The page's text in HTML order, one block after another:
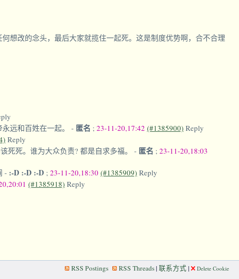
想改的念头，最后大家就揽住一起死。这是制度优势啊，合不合理
远和百姓在一起。 - 匿名 ; 23-11-20,17:42 (#1385900) Reply
Reply
死死。谁为大众负责? 都是自求多福。 - 匿名 ; 23-11-20,18:03
- :-D :-D :-D ; 23-11-20,18:30 (#1385909) Reply
(#1385918) Reply
RSS Postings RSS Threads| 联系方式 | Delete Cookie